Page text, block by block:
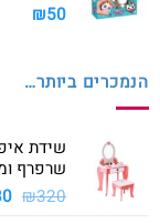
₪50
הנמכרים ביותר…
שידת
שרפרף
₪320